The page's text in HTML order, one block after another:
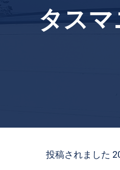
タス
投稿されました